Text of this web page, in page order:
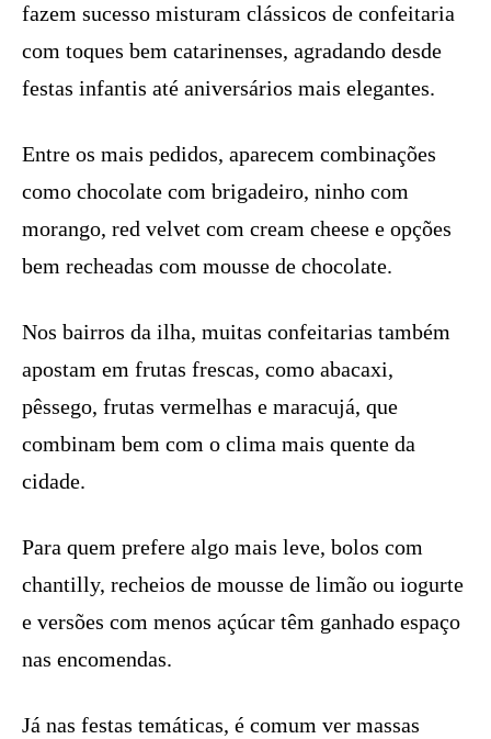
fazem sucesso misturam clássicos de confeitaria
com toques bem catarinenses, agradando desde
festas infantis até aniversários mais elegantes.
Entre os mais pedidos, aparecem combinações
como chocolate com brigadeiro, ninho com
morango, red velvet com cream cheese e opções
bem recheadas com mousse de chocolate.
Nos bairros da ilha, muitas confeitarias também
apostam em frutas frescas, como abacaxi,
pêssego, frutas vermelhas e maracujá, que
combinam bem com o clima mais quente da
cidade.
Para quem prefere algo mais leve, bolos com
chantilly, recheios de mousse de limão ou iogurte
e versões com menos açúcar têm ganhado espaço
nas encomendas.
Já nas festas temáticas, é comum ver massas